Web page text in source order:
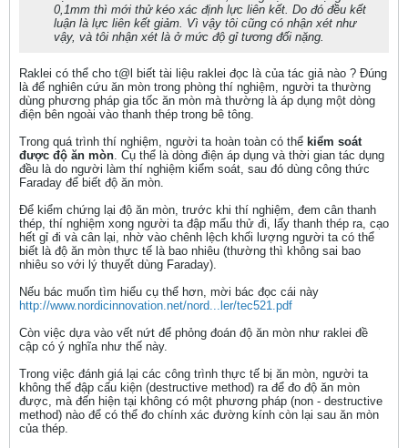
0,1mm thì mới thử kéo xác định lực liên kết. Do đó đều kết
luận là lực liên kết giảm. Vì vậy tôi cũng có nhận xét như
vậy, và tôi nhận xét là ở mức độ gỉ tương đối nặng.
Raklei có thể cho t@l biết tài liệu raklei đọc là của tác giả nào ? Đúng
là để nghiên cứu ăn mòn trong phòng thí nghiệm, người ta thường
dùng phương pháp gia tốc ăn mòn mà thường là áp dụng một dòng
điện bên ngoài vào thanh thép trong bê tông.
Trong quá trình thí nghiệm, người ta hoàn toàn có thể kiểm soát
được độ ăn mòn. Cụ thể là dòng điện áp dụng và thời gian tác dụng
đều là do người làm thí nghiệm kiểm soát, sau đó dùng công thức
Faraday để biết độ ăn mòn.
Để kiểm chứng lại độ ăn mòn, trước khi thí nghiệm, đem cân thanh
thép, thí nghiệm xong người ta đập mẩu thử đi, lấy thanh thép ra, cạo
hết gỉ đi và cân lại, nhờ vào chênh lệch khối lượng người ta có thể
biết là độ ăn mòn thực tế là bao nhiêu (thường thì không sai bao
nhiêu so với lý thuyết dùng Faraday).
Nếu bác muốn tìm hiểu cụ thể hơn, mời bác đọc cái này
http://www.nordicinnovation.net/nord...ler/tec521.pdf
Còn việc dựa vào vết nứt để phỏng đoán độ ăn mòn như raklei đề
cập có ý nghĩa như thế này.
Trong việc đánh giá lại các công trình thực tế bị ăn mòn, người ta
không thể đập cấu kiện (destructive method) ra để đo độ ăn mòn
được, mà đến hiện tại không có một phương pháp (non - destructive
method) nào để có thể đo chính xác đường kính còn lại sau ăn mòn
của thép.